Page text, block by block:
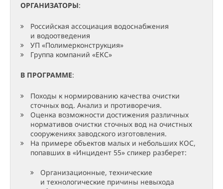
ОРГАНИЗАТОРЫ:
Российская ассоциация водоснабжения
и водоотведения
УП «Полимерконструкция»
Группа компаний «ЕКС»
В ПРОГРАММЕ:
Походы к нормированию качества очистки
сточных вод. Анализ и противоречия.
Оценка возможности достижения различных
нормативов очистки сточных вод на очистных
сооружениях заводского изготовления.
На примере объектов малых и небольших КОС,
попавших в «Инцидент 55» спикер разберет:
Организационные, технические
и технологические причины невыхода